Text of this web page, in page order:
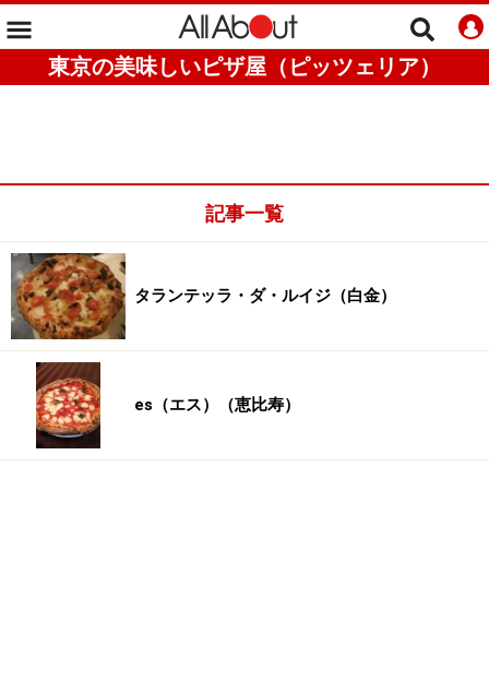
東京の美味しいピザ屋（ピッツェリア）
記事一覧
タランテッラ・ダ・ルイジ（白金）
es（エス）（恵比寿）